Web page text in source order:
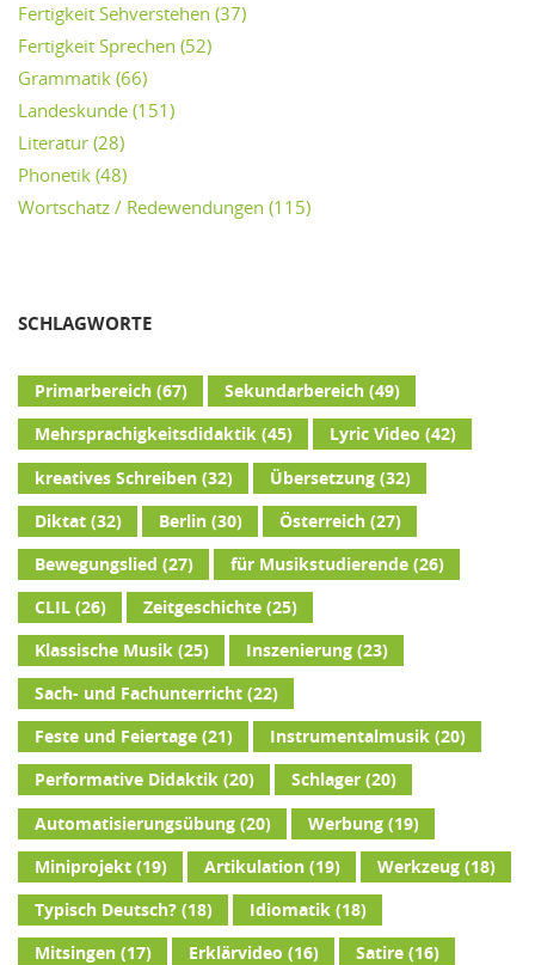
Fertigkeit Sehverstehen (37)
Fertigkeit Sprechen (52)
Grammatik (66)
Landeskunde (151)
Literatur (28)
Phonetik (48)
Wortschatz / Redewendungen (115)
SCHLAGWORTE
Primarbereich(67) Sekundarbereich(49)
Mehrsprachigkeitsdidaktik(45) Lyric Video (42)
kreatives Schreiben(32) Übersetzung(32)
Diktat(32) Berlin(30) Österreich(27)
Bewegungslied (27) für Musikstudierende(26)
CLIL(26) Zeitgeschichte(25)
Klassische Musik(25) Inszenierung(23)
Sach- und Fachunterricht(22)
Feste und Feiertage(21) Instrumentalmusik(20)
Performative Didaktik(20) Schlager(20)
Automatisierungsübung(20) Werbung(19)
Miniprojekt(19) Artikulation(19) Werkzeug(18)
Typisch Deutsch?(18) Idiomatik(18)
Mitsingen(17) Erklärvideo (16) Satire(16)